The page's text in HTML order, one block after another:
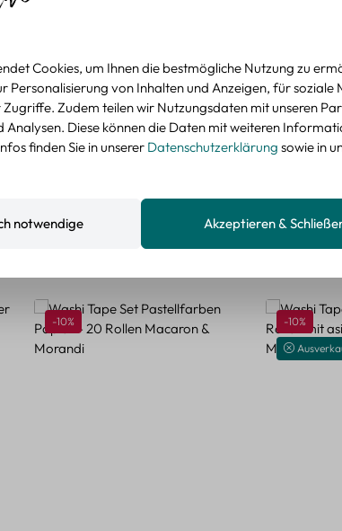
Projekte
Rabatt
-10% Rabatt
-10%
Cookies, um Ihnen die bestmögliche Nutzung zu
Personalisierung von Inhalten und Anzeigen, für soziale
Zugriffe. Zudem teilen wir Nutzungsdaten mit unseren
Analysen. Diese können die Daten mit weiteren
finden Sie in unserer Datenschutzerklärung sowie in
notwendige Akzeptieren &